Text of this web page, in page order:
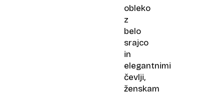
obleko
z
belo
srajco
in
elegantnimi
čevlji,
ženskam